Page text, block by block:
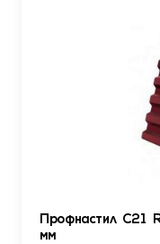
Профнастил С21
мм